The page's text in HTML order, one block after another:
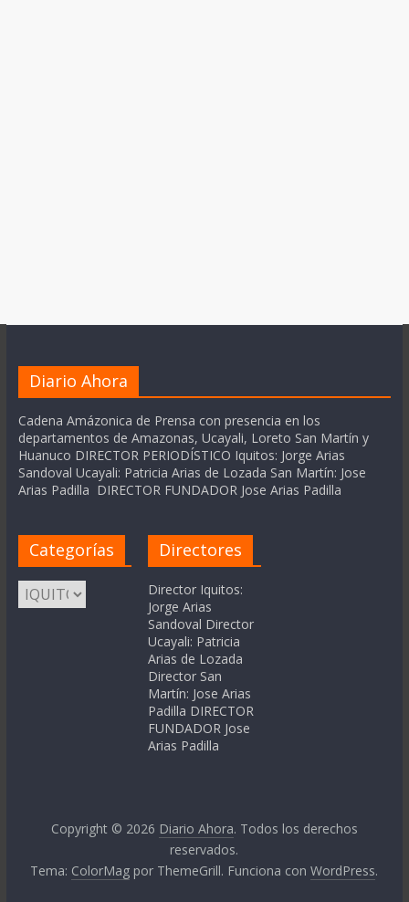
Diario Ahora
Cadena Amázonica de Prensa con presencia en los
departamentos de Amazonas, Ucayali, Loreto San Martín y
Huanuco DIRECTOR PERIODÍSTICO Iquitos: Jorge Arias
Sandoval Ucayali: Patricia Arias de Lozada San Martín: Jose
Arias Padilla DIRECTOR FUNDADOR Jose Arias Padilla
Categorías
Categorías
Directores
Director Iquitos:
Jorge Arias
Sandoval Director
Ucayali: Patricia
Arias de Lozada
Director San
Martín: Jose Arias
Padilla DIRECTOR
FUNDADOR Jose
Arias Padilla
Copyright © 2026 Diario Ahora. Todos los derechos
reservados.
Tema: ColorMag por ThemeGrill. Funciona conWordPress.